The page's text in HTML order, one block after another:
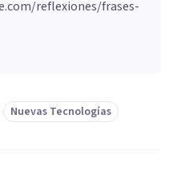
reflexiones/frases-
Nuevas Tecnologías